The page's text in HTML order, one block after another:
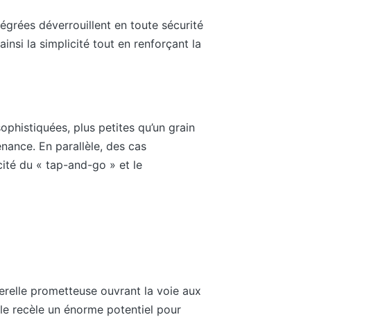
déverrouillent en toute sécurité
la simplicité tout en renforçant la
plus petites qu’un grain
En parallèle, des cas
du « tap-and-go » et le
prometteuse ouvrant la voie aux
recèle un énorme potentiel pour